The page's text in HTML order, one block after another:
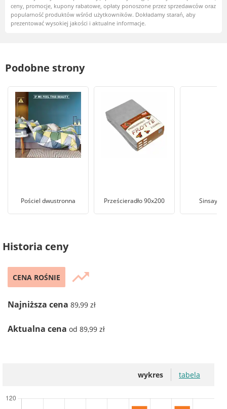
ceny, promocje, kupony rabatowe, opłaty ponoszone przez sprzedawców oraz
popularność produktów wśród użytkowników. Dokładamy starań, aby
prezentować wysokiej jakości i aktualne informacje.
Podobne strony
Pościel dwustronna Prześcieradło 90x200 Sinsay
Historia ceny
CENA ROŚNIE trending_up
Najniższa cena 89,99 zł
Aktualna cena od 89,99 zł
wykres tabela